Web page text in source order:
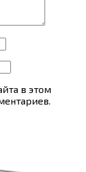
в этом